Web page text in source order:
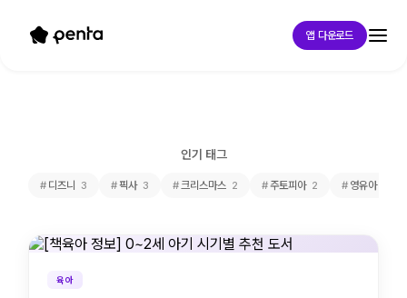
앱 다운로드
인기 태그
디즈니 3 픽사 3 크리스마스 2 주토피아 2 영유아 독서
육아